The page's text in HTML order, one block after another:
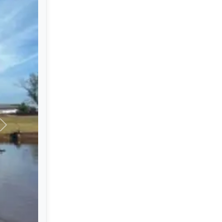
Successivo